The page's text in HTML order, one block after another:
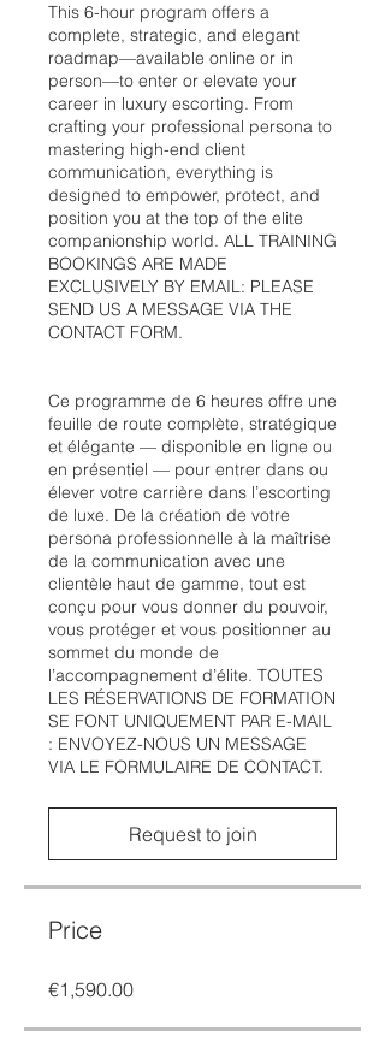
This 6-hour program offers a
complete, strategic, and elegant
roadmap—available online or in
person—to enter or elevate your
career in luxury escorting. From
crafting your professional persona to
mastering high-end client
communication, everything is
designed to empower, protect, and
position you at the top of the elite
companionship world. ALL TRAINING
BOOKINGS ARE MADE
EXCLUSIVELY BY EMAIL: PLEASE
SEND US A MESSAGE VIA THE
CONTACT FORM.
Ce programme de 6 heures offre une
feuille de route complète, stratégique
et élégante — disponible en ligne ou
en présentiel — pour entrer dans ou
élever votre carrière dans l’escorting
de luxe. De la création de votre
persona professionnelle à la maîtrise
de la communication avec une
clientèle haut de gamme, tout est
conçu pour vous donner du pouvoir,
vous protéger et vous positionner au
sommet du monde de
l’accompagnement d’élite. TOUTES
LES RÉSERVATIONS DE FORMATION
SE FONT UNIQUEMENT PAR E-MAIL
: ENVOYEZ-NOUS UN MESSAGE
VIA LE FORMULAIRE DE CONTACT.
Request to join
Price
€1,590.00